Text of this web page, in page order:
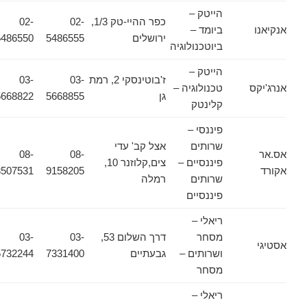
אנקיאנו
הייטק –
ביומד –
ביוטכנולוגיה
כפר ההיי-טק 1/3,
ירושלים
02-
5486555
02-
5486550
אנרג'יקס
הייטק –
טכנולוגיה –
קלינטק
ז'בוטינסקי 2, רמת 03-
5668855
03-
5668822
אס.אר
אקורד
פיננסי –
שרותים
פיננסיים –
שרותים
פיננסיים
אצל קב' עדי
צים,קלוזנר 10,
רמלה
08-
9158205
08-
8507531
אסטיגי
ריאלי –
מסחר
ושרותים –
מסחר
דרך השלום 53,
גבעתיים
03-
7331400
03-
5732244
ריאלי –